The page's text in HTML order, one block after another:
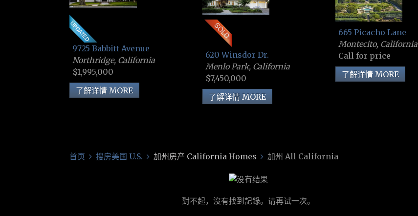
9725 Babbitt Avenue
Northridge, California
$1,995,000
了解详情 MORE
620 Winsdor Dr.
Menlo Park, California
$7,450,000
了解详情 MORE
665 Picacho Lane
Montecito, California
Call for price
了解详情 MORE
首页 搜房美国 U.S. 加州房产 California Homes 加州 All California
對不起，沒有找到記錄。请再试一次。